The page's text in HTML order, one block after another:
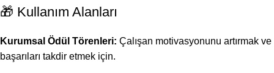
🎁 Kullanım Alanları
Kurumsal Ödül Törenleri: Çalışan motivasyonunu artırmak ve
başarıları takdir etmek için.